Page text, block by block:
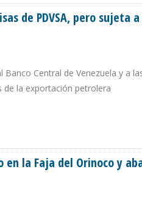
de PDVSA, pero sujeta a
Central de Venezuela y a
de la exportación petrolera
la Faja del Orinoco y